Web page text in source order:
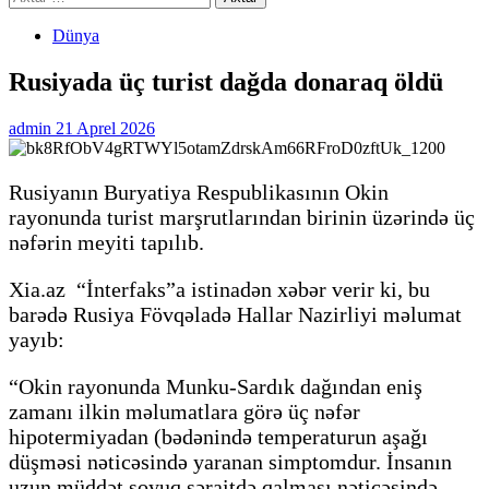
Dünya
Rusiyada üç turist dağda donaraq öldü
admin 21 Aprel 2026
Rusiyanın Buryatiya Respublikasının Okin
rayonunda turist marşrutlarından birinin üzərində üç
nəfərin meyiti tapılıb.
Xia.az “İnterfaks”a istinadən xəbər verir ki, bu
barədə Rusiya Fövqəladə Hallar Nazirliyi məlumat
yayıb:
“Okin rayonunda Munku-Sardık dağından eniş
zamanı ilkin məlumatlara görə üç nəfər
hipotermiyadan (bədənində temperaturun aşağı
düşməsi nəticəsində yaranan simptomdur. İnsanın